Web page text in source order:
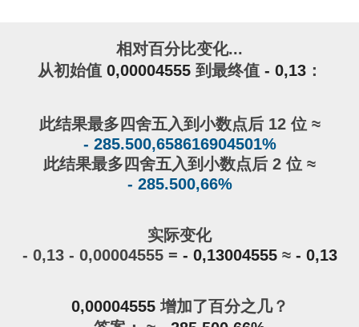
相对百分比变化...
从初始值 0,00004555到最终值 - 0,13：
此结果最多四舍五入到小数点后 12 位 ≈
- 285.500,658616904501%
此结果最多四舍五入到小数点后 2 位 ≈
- 285.500,66%
实际变化
- 0,13 - 0,00004555 = - 0,13004555 ≈ - 0,13
0,00004555增加了百分之几？